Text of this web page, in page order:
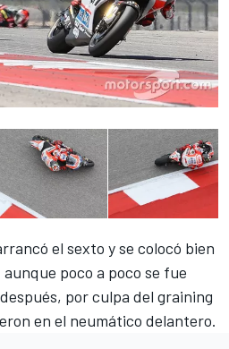
el sexto y se colocó bien
poco a poco se fue
por culpa del graining
en el neumático delantero.